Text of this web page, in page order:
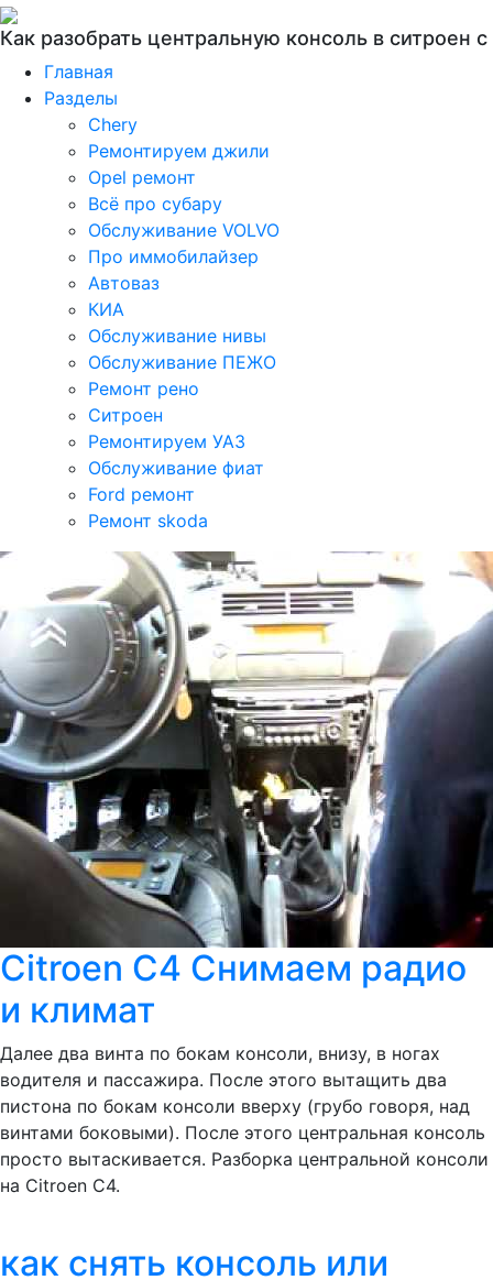
Как разобрать центральную консоль в ситроен с
Главная
Разделы
Chery
Ремонтируем джили
Opel ремонт
Всё про субару
Обслуживание VOLVO
Про иммобилайзер
Автоваз
КИА
Обслуживание нивы
Обслуживание ПЕЖО
Ремонт рено
Ситроен
Ремонтируем УАЗ
Обслуживание фиат
Ford ремонт
Ремонт skoda
Citroen C4 Снимаем радио
и климат
Далее два винта по бокам консоли, внизу, в ногах
водителя и пассажира. После этого вытащить два
пистона по бокам консоли вверху (грубо говоря, над
винтами боковыми). После этого центральная консоль
просто вытаскивается. Разборка центральной консоли
на Citroen C4.
как снять консоль или